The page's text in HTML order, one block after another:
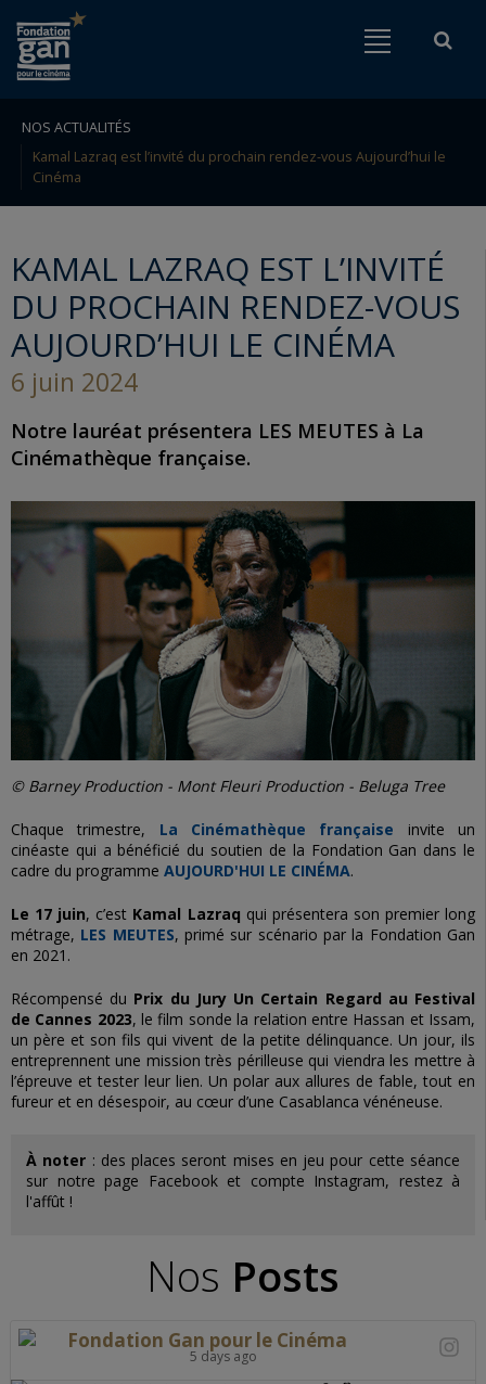
Go to content
Fondation
gan
pour
le
cinéma
NOS ACTUALITÉS
Kamal Lazraq est l’invité du prochain rendez-vous Aujourd’hui le
Cinéma
KAMAL LAZRAQ EST L’INVITÉ
DU PROCHAIN RENDEZ-VOUS
AUJOURD’HUI LE CINÉMA
6 juin 2024
Notre lauréat présentera LES MEUTES à La
Cinémathèque française.
© Barney Production - Mont Fleuri Production - Beluga Tree
Chaque trimestre, La Cinémathèque française invite un
cinéaste qui a bénéficié du soutien de la Fondation Gan dans le
cadre du programme AUJOURD'HUI LE CINÉMA.
Le 17 juin, c’est Kamal Lazraq qui présentera son premier long
métrage, LES MEUTES, primé sur scénario par la Fondation Gan
en 2021.
Récompensé du Prix du Jury Un Certain Regard au Festival
de Cannes 2023, le film sonde la relation entre Hassan et Issam,
un père et son fils qui vivent de la petite délinquance. Un jour, ils
entreprennent une mission très périlleuse qui viendra les mettre à
l’épreuve et tester leur lien. Un polar aux allures de fable, tout en
fureur et en désespoir, au cœur d’une Casablanca vénéneuse.
À noter : des places seront mises en jeu pour cette séance
sur notre page Facebook et compte Instagram, restez à
l'affût !
Nos Posts
Fondation Gan pour le Cinéma
5 days ago